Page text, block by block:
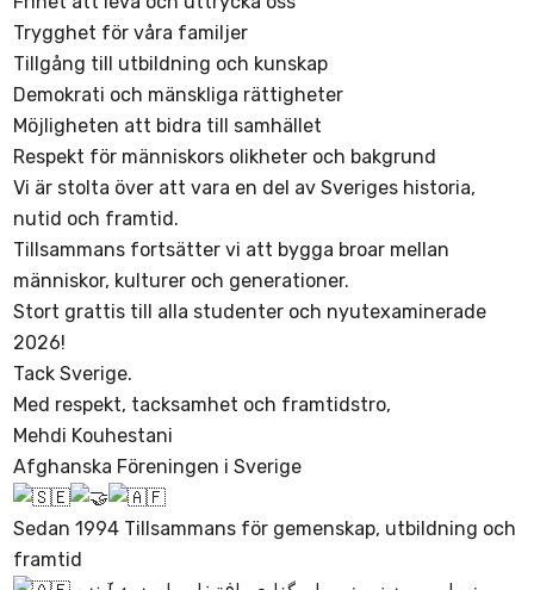
Trygghet för våra familjer
Tillgång till utbildning och kunskap
Demokrati och mänskliga rättigheter
Möjligheten att bidra till samhället
Respekt för människors olikheter och bakgrund
Vi är stolta över att vara en del av Sveriges historia,
nutid och framtid.
Tillsammans fortsätter vi att bygga broar mellan
människor, kulturer och generationer.
Stort grattis till alla studenter och nyutexaminerade
2026!
Tack Sverige.
Med respekt, tacksamhet och framtidstro,
Mehdi Kouhestani
Afghanska Föreningen i Sverige
Sedan 1994 Tillsammans för gemenskap, utbildning och
framtid